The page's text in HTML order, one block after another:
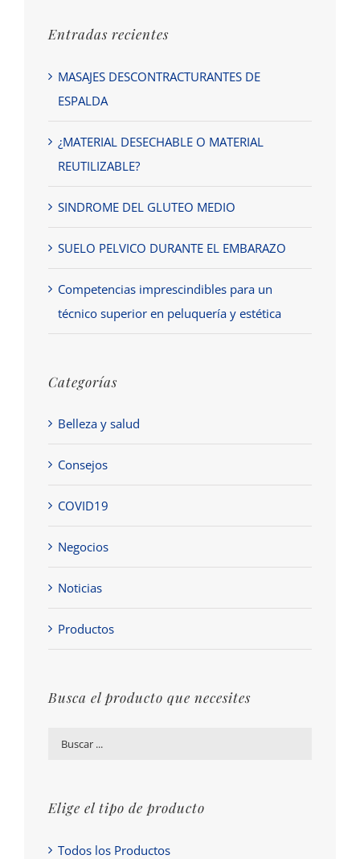
Entradas recientes
MASAJES DESCONTRACTURANTES DE
ESPALDA
¿MATERIAL DESECHABLE O MATERIAL
REUTILIZABLE?
SINDROME DEL GLUTEO MEDIO
SUELO PELVICO DURANTE EL EMBARAZO
Competencias imprescindibles para un
técnico superior en peluquería y estética
Categorías
Belleza y salud
Consejos
COVID19
Negocios
Noticias
Productos
Busca el producto que necesites
Elige el tipo de producto
Todos los Productos